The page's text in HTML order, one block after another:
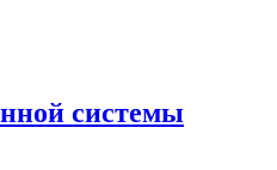
системы